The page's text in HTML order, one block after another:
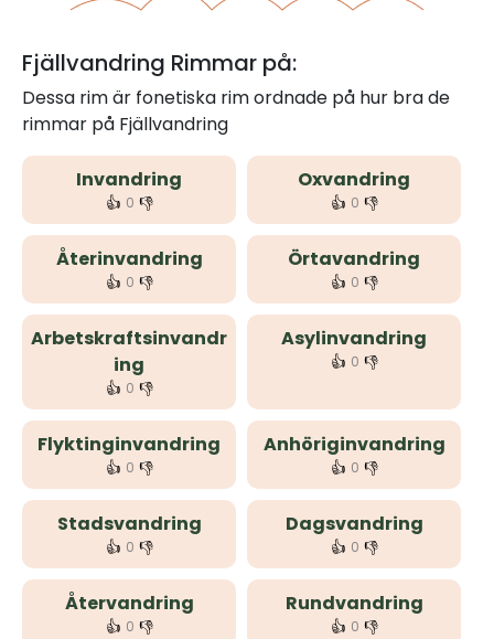
Fjällvandring Rimmar på:
Dessa rim är fonetiska rim ordnade på hur bra de
rimmar på Fjällvandring
Invandring
👍 0 👎
Oxvandring
👍 0 👎
Återinvandring
👍 0 👎
Örtavandring
👍 0 👎
Arbetskraftsinvandr
ing
👍 0 👎
Asylinvandring
👍 0 👎
Flyktinginvandring
👍 0 👎
Anhöriginvandring
👍 0 👎
Stadsvandring
👍 0 👎
Dagsvandring
👍 0 👎
Återvandring
👍 0 👎
Rundvandring
👍 0 👎